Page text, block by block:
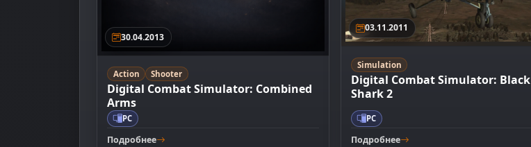
30.04.2013
Action Shooter
Digital Combat Simulator: Combined
Arms
PC
Подробнее
03.11.2011
Simulation
Digital Combat Simulator: Black
Shark 2
PC
Подробнее